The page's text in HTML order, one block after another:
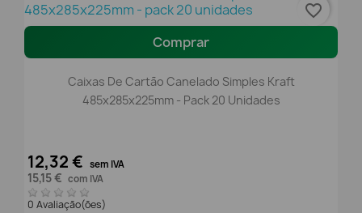
Comprar
Caixas De Cartão Canelado Simples Kraft
485x285x225mm - Pack 20 Unidades
12,32 € sem IVA
15,15 € com IVA
0 Avaliação(ões)
favorite_border